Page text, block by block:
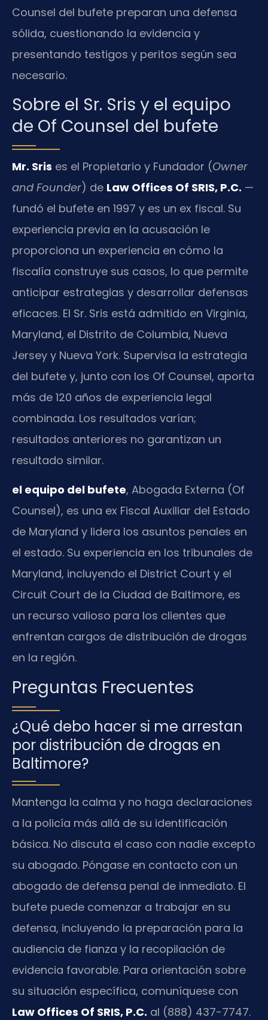
Counsel del bufete preparan una defensa
sólida, cuestionando la evidencia y
presentando testigos y peritos según sea
necesario.
Sobre el Sr. Sris y el equipo
de Of Counsel del bufete
Mr. Sris es el Propietario y Fundador (Owner
and Founder) de Law Offices Of SRIS, P.C. —
fundó el bufete en 1997 y es un ex fiscal. Su
experiencia previa en la acusación le
proporciona un experiencia en cómo la
fiscalía construye sus casos, lo que permite
anticipar estrategias y desarrollar defensas
eficaces. El Sr. Sris está admitido en Virginia,
Maryland, el Distrito de Columbia, Nueva
Jersey y Nueva York. Supervisa la estrategia
del bufete y, junto con los Of Counsel, aporta
más de 120 años de experiencia legal
combinada. Los resultados varían;
resultados anteriores no garantizan un
resultado similar.
el equipo del bufete, Abogada Externa (Of
Counsel), es una ex Fiscal Auxiliar del Estado
de Maryland y lidera los asuntos penales en
el estado. Su experiencia en los tribunales de
Maryland, incluyendo el District Court y el
Circuit Court de la Ciudad de Baltimore, es
un recurso valioso para los clientes que
enfrentan cargos de distribución de drogas
en la región.
Preguntas Frecuentes
¿Qué debo hacer si me arrestan
por distribución de drogas en
Baltimore?
Mantenga la calma y no haga declaraciones
a la policía más allá de su identificación
básica. No discuta el caso con nadie excepto
su abogado. Póngase en contacto con un
abogado de defensa penal de inmediato. El
bufete puede comenzar a trabajar en su
defensa, incluyendo la preparación para la
audiencia de fianza y la recopilación de
evidencia favorable. Para orientación sobre
su situación específica, comuníquese con
Law Offices Of SRIS, P.C. al (888) 437-7747.